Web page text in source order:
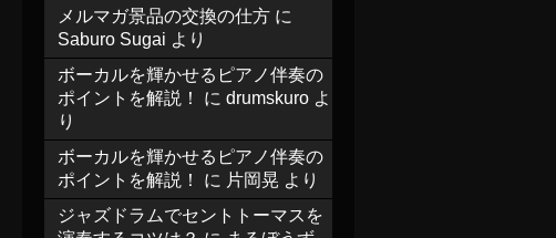
メルマガ景品の交換の仕方 に
Saburo Sugai より
ボーカルを輝かせるピアノ伴奏の
ポイントを解説！
に drumskuro よ
り
ボーカルを輝かせるピアノ伴奏の
ポイントを解説！
に 片岡晃 より
ジャズドラムでセントトーマスを